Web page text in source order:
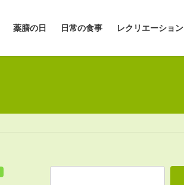
薬膳の日 日常の食事 レクリエーション